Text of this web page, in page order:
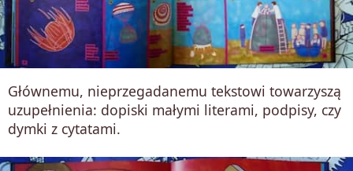
Głównemu, nieprzegadanemu tekstowi towarzyszą
uzupełnienia: dopiski małymi literami, podpisy, czy
dymki z cytatami.